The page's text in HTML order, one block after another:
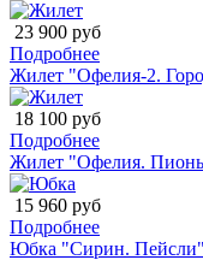
23 900 руб
Подробнее
Жилет "Офелия-2.
18 100 руб
Подробнее
Жилет "Офелия.
15 960 руб
Подробнее
Юбка "Сирин. Пейсли"